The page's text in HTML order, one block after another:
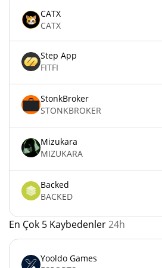
CATX
CATX
Step App
FITFI
StonkBroker
STONKBROKER
Mizukara
MIZUKARA
Backed
BACKED
En Çok 5 Kaybedenler24h
Yooldo Games